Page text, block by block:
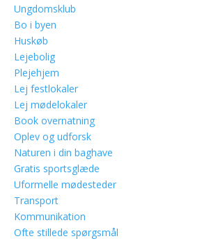
Ungdomsklub
Bo i byen
Huskøb
Lejebolig
Plejehjem
Lej festlokaler
Lej mødelokaler
Book overnatning
Oplev og udforsk
Naturen i din baghave
Gratis sportsglæde
Uformelle mødesteder
Transport
Kommunikation
Ofte stillede spørgsmål